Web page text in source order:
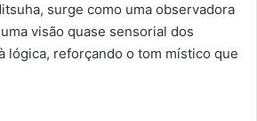
surge como uma observadora
visão quase sensorial dos
lógica, reforçando o tom místico que